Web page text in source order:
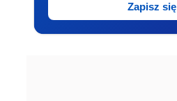
Zapisz się